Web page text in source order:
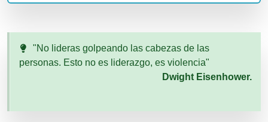
"No lideras golpeando las cabezas de las
personas. Esto no es liderazgo, es violencia"
Dwight Eisenhower.